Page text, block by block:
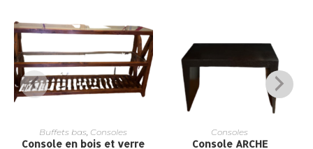
Buffets bas Consoles
Console en bois et verre
Consoles
Console ARCHE